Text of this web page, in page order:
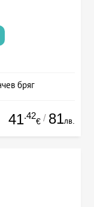
бряг
41.42
€ / 81лв.